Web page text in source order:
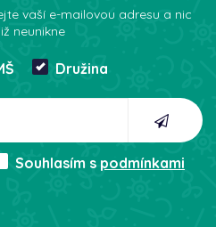
vaší e-mailovou adresu a nic
neunikne
Družina
Souhlasím s podmínkami